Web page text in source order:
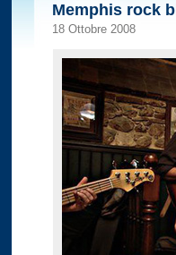
Memphis rock
18 Ottobre 2008